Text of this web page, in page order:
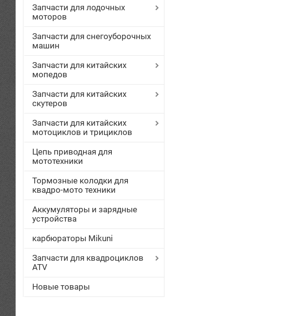
Запчасти для лодочных
моторов
Запчасти для снегоуборочных
машин
Запчасти для китайских
мопедов
Запчасти для китайских
скутеров
Запчасти для китайских
мотоциклов и трициклов
Цепь приводная для
мототехники
Тормозные колодки для
квадро-мото техники
Аккумуляторы и зарядные
устройства
карбюраторы Mikuni
Запчасти для квадроциклов
ATV
Новые товары